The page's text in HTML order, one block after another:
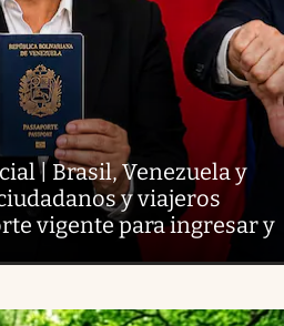
| Brasil, Venezuela y
y viajeros
vigente para ingresar y